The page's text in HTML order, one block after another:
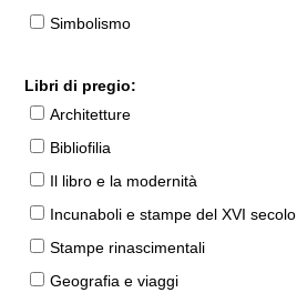
Simbolismo
Libri di pregio:
Architetture
Bibliofilia
Il libro e la modernità
Incunaboli e stampe del XVI secolo
Stampe rinascimentali
Geografia e viaggi